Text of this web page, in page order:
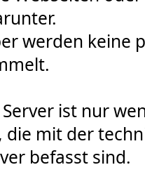
werden keine
ist nur
die mit der
befasst sind.